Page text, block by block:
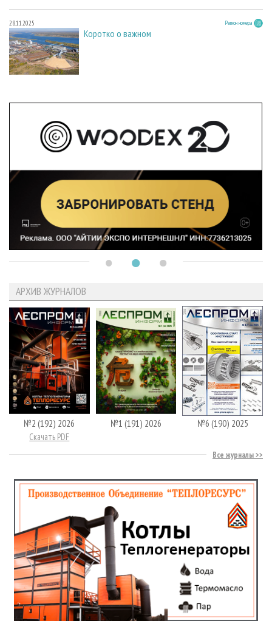
28.11.2025 Регион номера
Коротко о важном
АРХИВ ЖУРНАЛОВ
№2 (192) 2026
Скачать PDF
№1 (191) 2026 №6 (190) 2025
Все журналы